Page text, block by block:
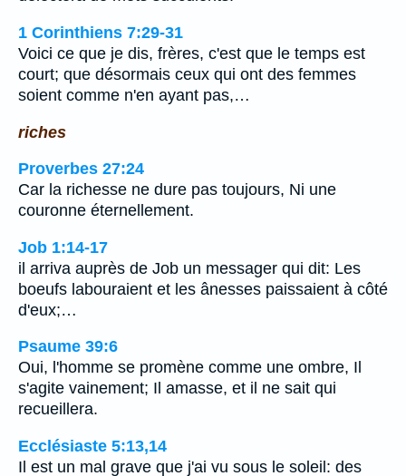
1 Corinthiens 7:29-31
Voici ce que je dis, frères, c'est que le temps est
court; que désormais ceux qui ont des femmes
soient comme n'en ayant pas,…
riches
Proverbes 27:24
Car la richesse ne dure pas toujours, Ni une
couronne éternellement.
Job 1:14-17
il arriva auprès de Job un messager qui dit: Les
boeufs labouraient et les ânesses paissaient à côté
d'eux;…
Psaume 39:6
Oui, l'homme se promène comme une ombre, Il
s'agite vainement; Il amasse, et il ne sait qui
recueillera.
Ecclésiaste 5:13,14
Il est un mal grave que j'ai vu sous le soleil: des